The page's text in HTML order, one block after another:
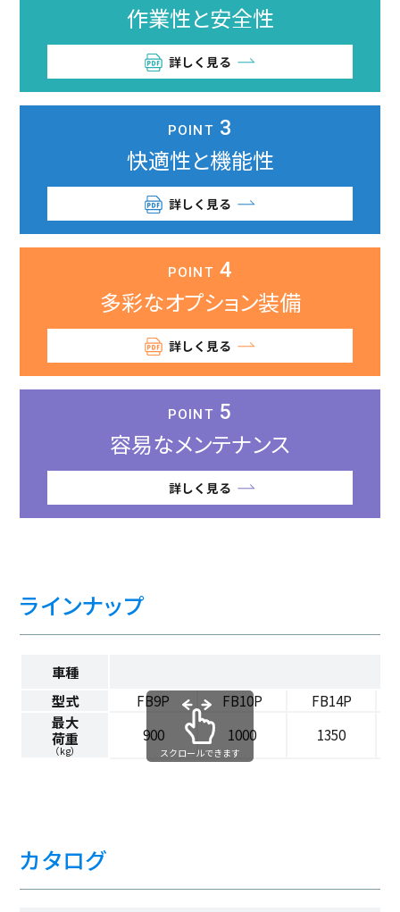
作業性と安全性
詳しく見る
POINT 3
快適性と機能性
詳しく見る
POINT 4
多彩なオプション装備
詳しく見る
POINT 5
容易なメンテナンス
詳しく見る
ラインナップ
車種
型式
FB9P FB10P
FB14P
最大
荷重
（kg）
900 1000 1350
スクロールできます
カタログ